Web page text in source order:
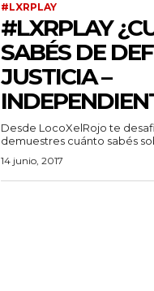
#LXRPLAY
#LXRPLAY
SABÉS DE
JUSTICIA –
Desde LocoXelRojo te
demuestres cuánto sabés
14 junio, 2017